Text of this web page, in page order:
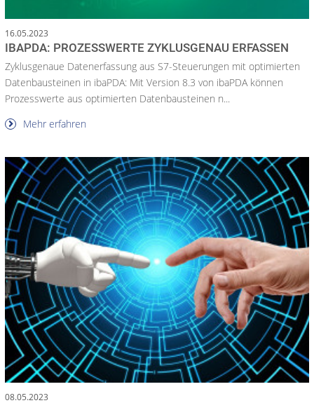
16.05.2023
IBAPDA: PROZESSWERTE ZYKLUSGENAU ERFASSEN
Zyklusgenaue Datenerfassung aus S7-Steuerungen mit optimierten
Datenbausteinen in ibaPDA: Mit Version 8.3 von ibaPDA können
Prozesswerte aus optimierten Datenbausteinen n...
Mehr erfahren
08.05.2023